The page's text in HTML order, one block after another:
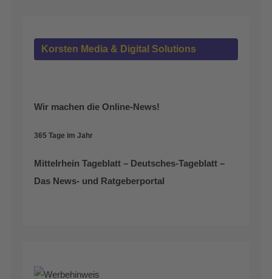
Korsten Media & Digital Solutions
Wir machen die Online-News!
365 Tage im Jahr
Mittelrhein Tageblatt – Deutsches-Tageblatt –
Das News- und Ratgeberportal